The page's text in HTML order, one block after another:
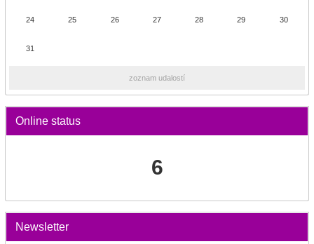
24 25 26 27 28 29 30
31
zoznam udalostí
Online status
6
Newsletter